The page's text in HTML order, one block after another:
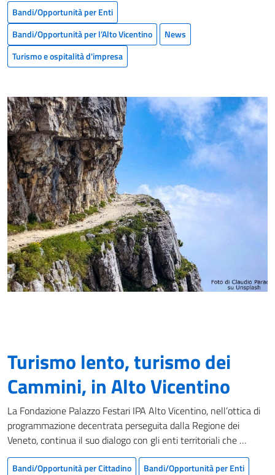
Bandi/Opportunità per Enti
Bandi/Opportunità per l’Alto Vicentino
News
Turismo e ospitalità d'impresa
Turismo lento, turismo dei
Cammini, in Alto Vicentino
La Fondazione Palazzo Festari IPA Alto Vicentino, nell’ottica di
programmazione decentrata perseguita dalla Regione dei
Veneto, continua il suo dialogo con gli enti territoriali che …
Bandi/Opportunità per Cittadino
Bandi/Opportunità per Enti